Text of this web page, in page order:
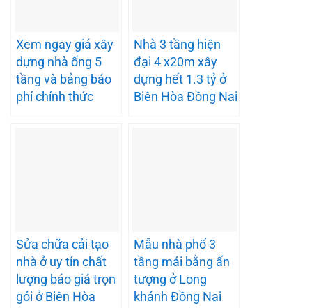
Xem ngay giá xây
dựng nhà ống 5
tầng và bảng báo
phí chính thức
Nhà 3 tầng hiện
đại 4 x20m xây
dựng hết 1.3 tỷ ở
Biên Hòa Đồng Nai
Sửa chữa cải tạo
nhà ở uy tín chất
lượng báo giá trọn
gói ở Biên Hòa
Mẫu nhà phố 3
tầng mái bằng ấn
tượng ở Long
khánh Đồng Nai